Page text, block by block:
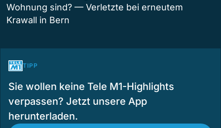
Wohnung sind? — Verletzte bei erneutem
Krawall in Bern
TIPP
Sie wollen keine Tele M1-Highlights
verpassen? Jetzt unsere App
herunterladen.